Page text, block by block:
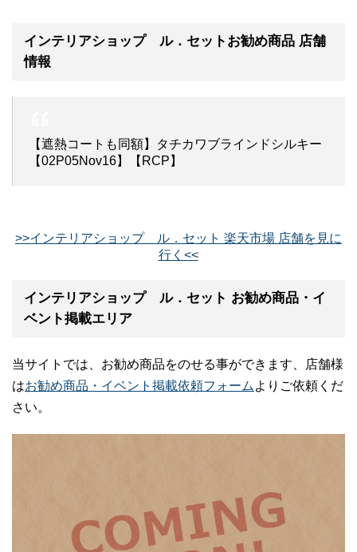
インテリアショップ ル．セットお勧め商品 店舗
情報
【遮熱コートも同額】タチカワブラインドシルキー
【02P05Nov16】【RCP】
>>インテリアショップ ル．セット 楽天市場 店舗を見に
行く<<
インテリアショップ ル．セット お勧め商品・イ
ベント掲載エリア
当サイトでは、お勧め商品をのせる事ができます、店舗様
はお勧め商品・イベント掲載依頼フォーム よりご依頼くだ
さい。